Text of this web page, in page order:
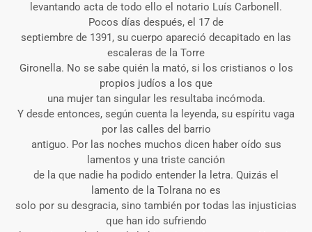
levantando acta de todo ello el notario Luís Carbonell.
Pocos días después, el 17 de
septiembre de 1391, su cuerpo apareció decapitado en las
escaleras de la Torre
Gironella. No se sabe quién la mató, si los cristianos o los
propios judíos a los que
una mujer tan singular les resultaba incómoda.
Y desde entonces, según cuenta la leyenda, su espíritu vaga
por las calles del barrio
antiguo. Por las noches muchos dicen haber oído sus
lamentos y una triste canción
de la que nadie ha podido entender la letra. Quizás el
lamento de la Tolrana no es
solo por su desgracia, sino también por todas las injusticias
que han ido sufriendo